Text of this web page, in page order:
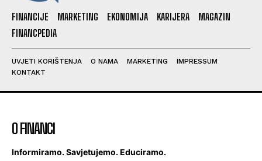
FINANCIJE MARKETING EKONOMIJA KARIJERA
MAGAZIN
FINANCPEDIA
UVJETI KORIŠTENJA O NAMA MARKETING
IMPRESSUM
KONTAKT
O FINANCI
Informiramo. Savjetujemo. Educiramo.